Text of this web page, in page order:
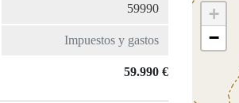
59.990 €
+
−